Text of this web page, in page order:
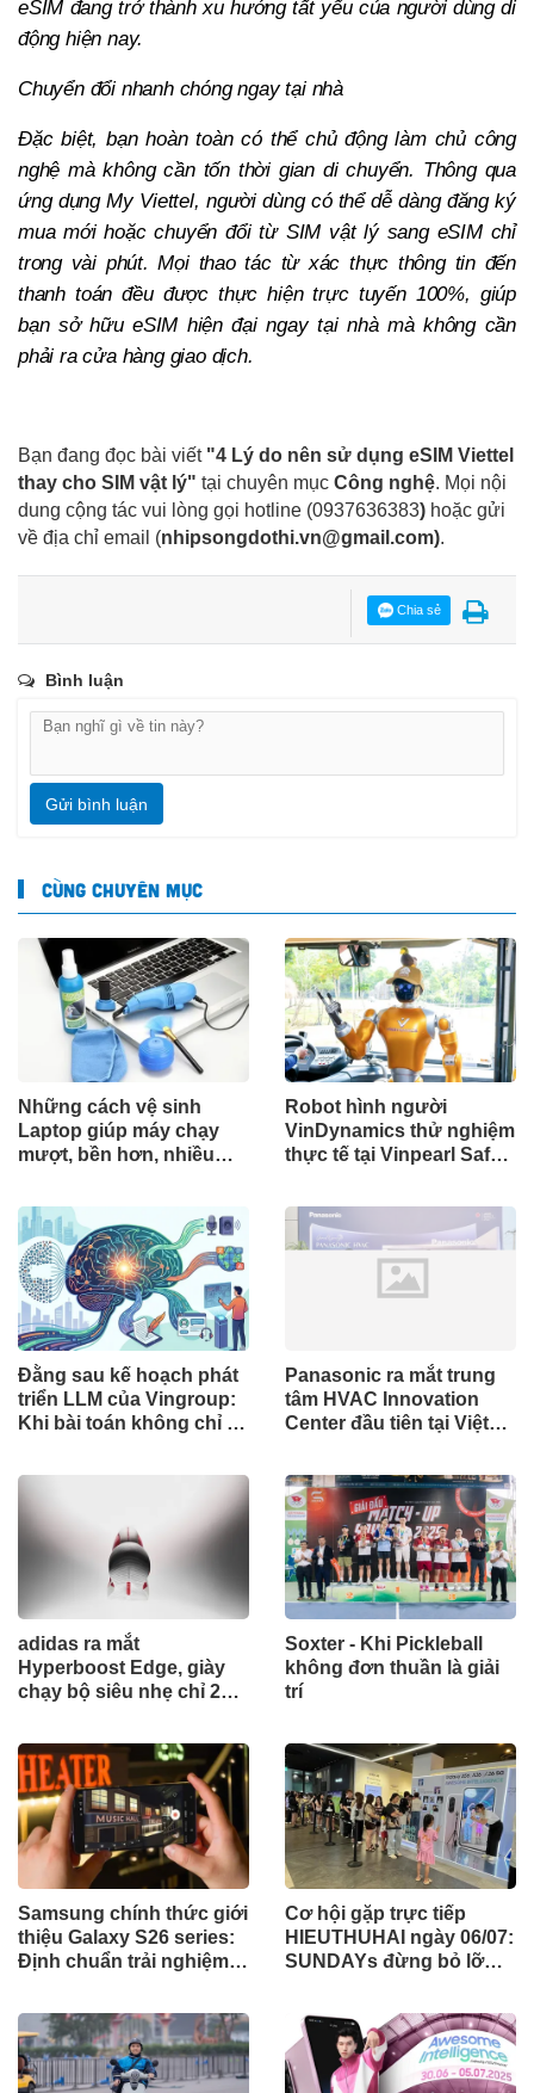
eSIM đang trở thành xu hướng tất yếu của người dùng di
động hiện nay.
Chuyển đổi nhanh chóng ngay tại nhà
Đặc biệt, bạn hoàn toàn có thể chủ động làm chủ công
nghệ mà không cần tốn thời gian di chuyển. Thông qua
ứng dụng My Viettel, người dùng có thể dễ dàng đăng ký
mua mới hoặc chuyển đổi từ SIM vật lý sang eSIM chỉ
trong vài phút. Mọi thao tác từ xác thực thông tin đến
thanh toán đều được thực hiện trực tuyến 100%, giúp
bạn sở hữu eSIM hiện đại ngay tại nhà mà không cần
phải ra cửa hàng giao dịch.
Bạn đang đọc bài viết "4 Lý do nên sử dụng eSIM Viettel
thay cho SIM vật lý" tại chuyên mục Công nghệ. Mọi nội
dung cộng tác vui lòng gọi hotline (0937636383) hoặc gửi
về địa chỉ email (nhipsongdothi.vn@gmail.com).
Chia sẻ
Bình luận
Gửi bình luận
CÙNG CHUYÊN MỤC
Những cách vệ sinh
Laptop giúp máy chạy
mượt, bền hơn, nhiều
Robot hình người
VinDynamics thử nghiệm
thực tế tại Vinpearl Safari
của trí tuệ nhân tạo Việt
Nam
Đằng sau kế hoạch phát
triển LLM của Vingroup:
Khi bài toán không chỉ là
Panasonic ra mắt trung
tâm HVAC Innovation
Center đầu tiên tại Việt
adidas ra mắt
Hyperboost Edge, giày
chạy bộ siêu nhẹ chỉ 255
Soxter - Khi Pickleball
không đơn thuần là giải
trí
Samsung chính thức giới
thiệu Galaxy S26 series:
Định chuẩn trải nghiệm
Cơ hội gặp trực tiếp
HIEUTHUHAI ngày 06/07:
SUNDAYs đừng bỏ lỡ